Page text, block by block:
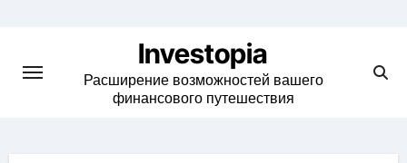
content
Investopia
Расширение возможностей вашего
финансового путешествия